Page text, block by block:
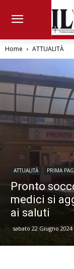
Home ATTUALITÀ
ATTUALITÀ PRIMA
Pronto
medici si
ai saluti
sabato 22 Giugno 2024